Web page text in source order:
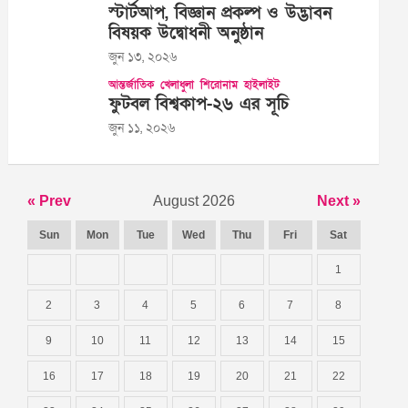
স্টার্টআপ, বিজ্ঞান প্রকল্প ও উদ্ভাবন
বিষয়ক উদ্বোধনী অনুষ্ঠান
জুন ১৩, ২০২৬
আন্তর্জাতিক খেলাধুলা শিরোনাম হাইলাইট
ফুটবল বিশ্বকাপ-২৬ এর সূচি
জুন ১১, ২০২৬
« Prev August 2026 Next »
Sun Mon Tue Wed Thu Fri Sat
1
2 3 4 5 6 7 8
9 10 11 12 13 14 15
16 17 18 19 20 21 22